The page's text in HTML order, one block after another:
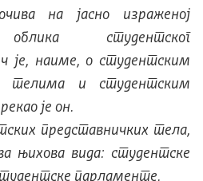
на јасно израженој
студентског
је, наиме, о студентским
телима и студентским
рекао је он.
представничких тела,
њихова вида: студентске
парламенте.